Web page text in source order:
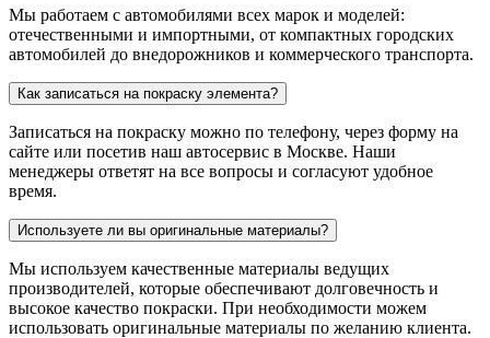
Мы работаем с автомобилями всех марок и моделей:
отечественными и импортными, от компактных городских
автомобилей до внедорожников и коммерческого транспорта.
Как записаться на покраску элемента?
Записаться на покраску можно по телефону, через форму на
сайте или посетив наш автосервис в Москве. Наши
менеджеры ответят на все вопросы и согласуют удобное
время.
Используете ли вы оригинальные материалы?
Мы используем качественные материалы ведущих
производителей, которые обеспечивают долговечность и
высокое качество покраски. При необходимости можем
использовать оригинальные материалы по желанию клиента.